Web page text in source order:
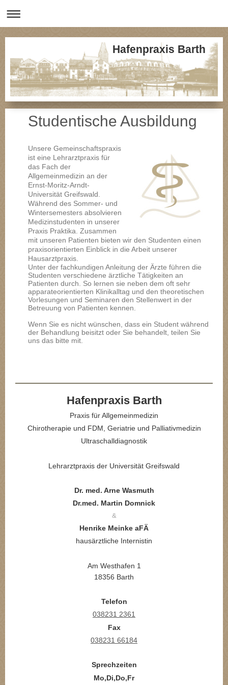
Hafenpraxis Barth
Studentische Ausbildung
Unsere Gemeinschaftspraxis
ist eine Lehrarztpraxis für
das Fach der
Allgemeinmedizin an der
Ernst-Moritz-Arndt-
Universität Greifswald.
Während des Sommer- und
Wintersemesters absolvieren
Medizinstudenten in unserer
Praxis Praktika. Zusammen
mit unseren Patienten bieten wir den Studenten einen
praxisorientierten Einblick in die Arbeit unserer
Hausarztpraxis.
Unter der fachkundigen Anleitung der Ärzte führen die
Studenten verschiedene ärztliche Tätigkeiten an
Patienten durch. So lernen sie neben dem oft sehr
apparateorientierten Klinikalltag und den theoretischen
Vorlesungen und Seminaren den Stellenwert in der
Betreuung von Patienten kennen.
Wenn Sie es nicht wünschen, dass ein Student während
der Behandlung beisitzt oder Sie behandelt, teilen Sie
uns das bitte mit.
Hafenpraxi​s Barth
Praxis für Allgemeinmedizin
Chirotherapie und FDM, Geriatrie und Palliativmedizin
Ultraschalldiagnostik
Lehrarztpraxis der Universität Greifswald
Dr. med. Arne Wasmuth
Dr.med. Martin Domnick
&
Henrike Meinke aFÄ
hausärztliche Internistin
Am Westhafen 1
18356 Barth
Telefon
038231 2361
Fax
038231 66184
Sprechzeiten
Mo,Di,Do,Fr